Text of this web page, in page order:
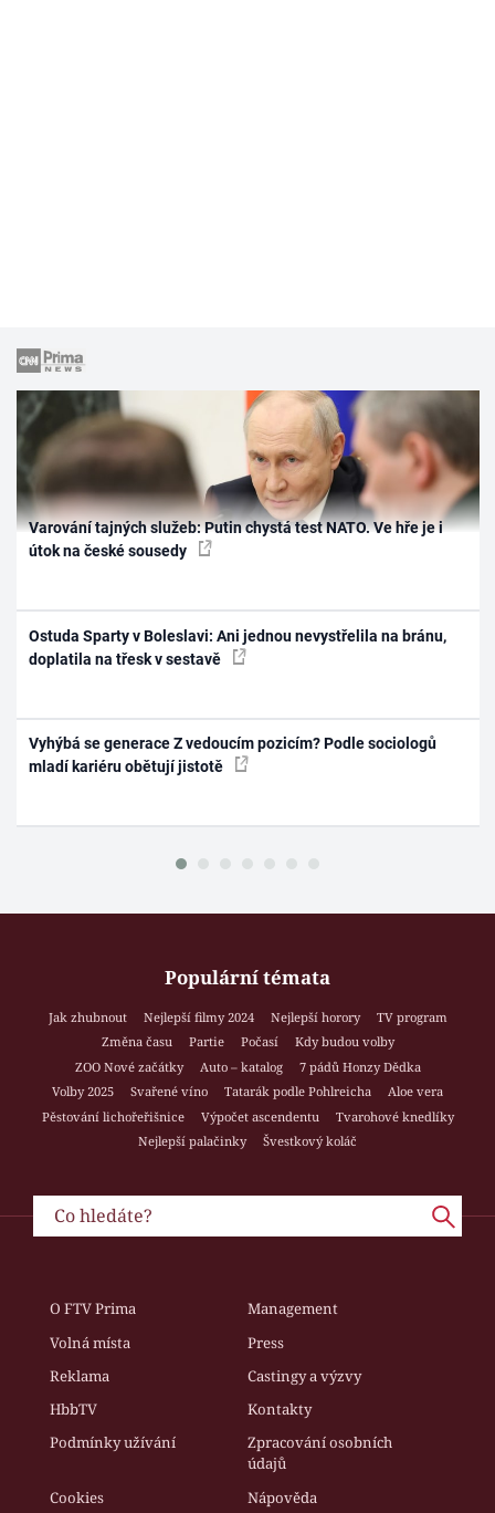
Varování tajných služeb: Putin chystá test NATO. Ve hře je i
útok na české sousedy
Ostuda Sparty v Boleslavi: Ani jednou nevystřelila na bránu,
doplatila na třesk v sestavě
Vyhýbá se generace Z vedoucím pozicím? Podle sociologů
mladí kariéru obětují jistotě
Populární témata
Jak zhubnout Nejlepší filmy 2024 Nejlepší horory
TV program
Změna času
Partie Počasí
Kdy budou volby
ZOO Nové začátky
Auto – katalog
7 pádů Honzy Dědka
Volby 2025
Svařené víno Tatarák podle Pohlreicha
Aloe vera
Pěstování lichořeřišnice
Výpočet ascendentu
Tvarohové knedlíky
Nejlepší palačinky
Švestkový koláč
O FTV Prima
Management
Volná místa
Press
Reklama
Castingy a výzvy
HbbTV
Kontakty
Podmínky užívání
Zpracování osobních
údajů
Cookies
Nápověda